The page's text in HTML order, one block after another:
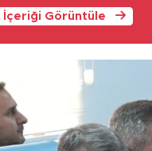
İçeriği Görüntüle